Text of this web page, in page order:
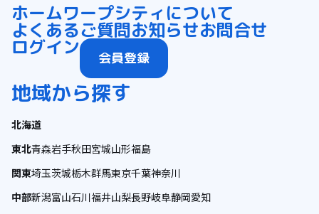
ホームワープシティについて
よくあるご質問お知らせお問合せ
ログイン 会員登録
地域から探す
北海道
東北青森岩手秋田宮城山形福島
関東埼玉茨城栃木群馬東京千葉神奈川
中部新潟富山石川福井山梨長野岐阜静岡愛知